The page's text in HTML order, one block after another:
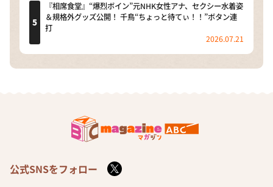
『相席食堂』“爆烈ボイン”元NHK女性アナ、セクシー水着姿
＆規格外グッズ公開！ 千鳥“ちょっと待てぃ！！”ボタン連
打
2026.07.21
公式SNSをフォロー